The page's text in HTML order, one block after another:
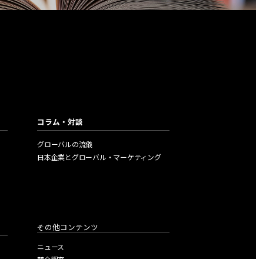
コラム・対談
グローバルの流儀
日本企業とグローバル・マーケティング
その他コンテンツ
ニュース